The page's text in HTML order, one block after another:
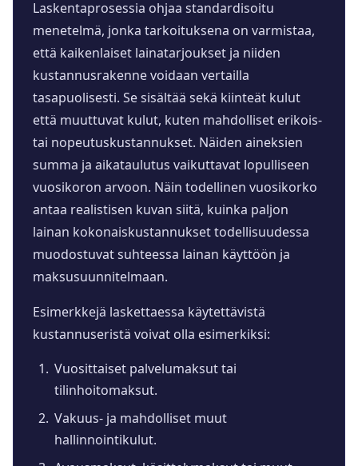
Laskentaprosessia ohjaa standardisoitu
menetelmä, jonka tarkoituksena on varmistaa,
että kaikenlaiset lainatarjoukset ja niiden
kustannusrakenne voidaan vertailla
tasapuolisesti. Se sisältää sekä kiinteät kulut
että muuttuvat kulut, kuten mahdolliset erikois-
tai nopeutuskustannukset. Näiden aineksien
summa ja aikataulutus vaikuttavat lopulliseen
vuosikoron arvoon. Näin todellinen vuosikorko
antaa realistisen kuvan siitä, kuinka paljon
lainan kokonaiskustannukset todellisuudessa
muodostuvat suhteessa lainan käyttöön ja
maksusuunnitelmaan.
Esimerkkejä laskettaessa käytettävistä
kustannuseristä voivat olla esimerkiksi:
Vuosittaiset palvelumaksut tai
tilinhoitomaksut.
Vakuus- ja mahdolliset muut
hallinnointikulut.